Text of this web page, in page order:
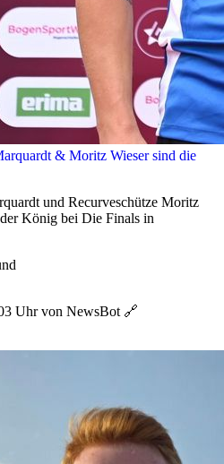
& Moritz Wieser sind die
und Recurveschütze Moritz
König bei Die Finals in
Uhr von NewsBot 🔗